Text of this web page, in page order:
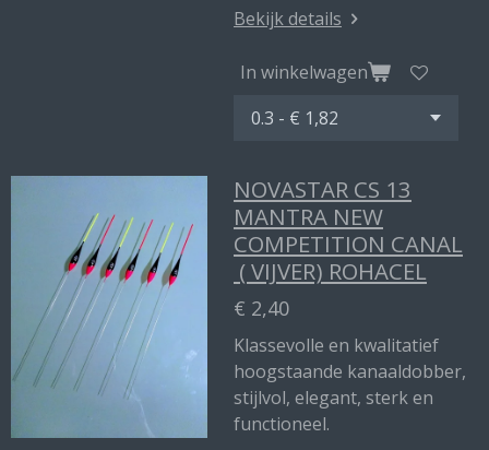
Bekijk details
In winkelwagen
NOVASTAR CS 13
MANTRA NEW
COMPETITION CANAL
( VIJVER) ROHACEL
€ 2,40
Klassevolle en kwalitatief
hoogstaande kanaaldobber,
stijlvol, elegant, sterk en
functioneel.